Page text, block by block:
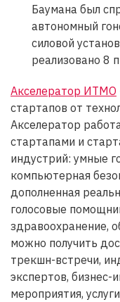
Баумана был
автономный
силовой
реализовано 8
Акселератор ИТМО
стартапов от
Акселератор
стартапами и
индустрий: умные
компьютерная
дополненная
голосовые
здравоохранение,
можно получить
трекшн-встречи,
экспертов,
мероприятия,